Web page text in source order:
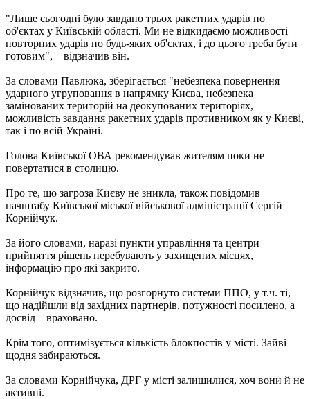
"Лише сьогодні було завдано трьох ракетних ударів по
об'єктах у Київській області. Ми не відкидаємо можливості
повторних ударів по будь-яких об'єктах, і до цього треба бути
готовим", – відзначив він.
За словами Павлюка, зберігається "небезпека повернення
ударного угруповання в напрямку Києва, небезпека
замінованих територій на деокупованих територіях,
можливість завдання ракетних ударів противником як у Києві,
так і по всій Україні.
Голова Київської ОВА рекомендував жителям поки не
повертатися в столицю.
Про те, що загроза Києву не зникла, також повідомив
начштабу Київської міської військової адміністрації Сергій
Корнійчук.
За його словами, наразі пункти управління та центри
прийняття рішень перебувають у захищених місцях,
інформацію про які закрито.
Корнійчук відзначив, що розгорнуто системи ППО, у т.ч. ті,
що надійшли від західних партнерів, потужності посилено, а
досвід – враховано.
Крім того, оптимізується кількість блокпостів у місті. Зайві
щодня забираються.
За словами Корнійчука, ДРГ у місті залишилися, хоч вони й не
активні.